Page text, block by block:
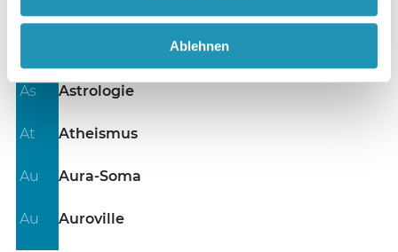
Ablehnen
As Astrologie
At Atheismus
Au Aura-Soma
Au Auroville